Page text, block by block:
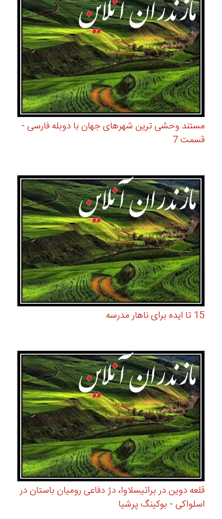
مستند وحشی ترین شهرهای جهان با دوبله فارسی -
قسمت 7
15 تا ایده برای ناهار مدرسه
قلعه دوین در براتیسلاوا، دژ دفاعی رومیان باستان در
اسلواکی - بوکینگ پرشیا